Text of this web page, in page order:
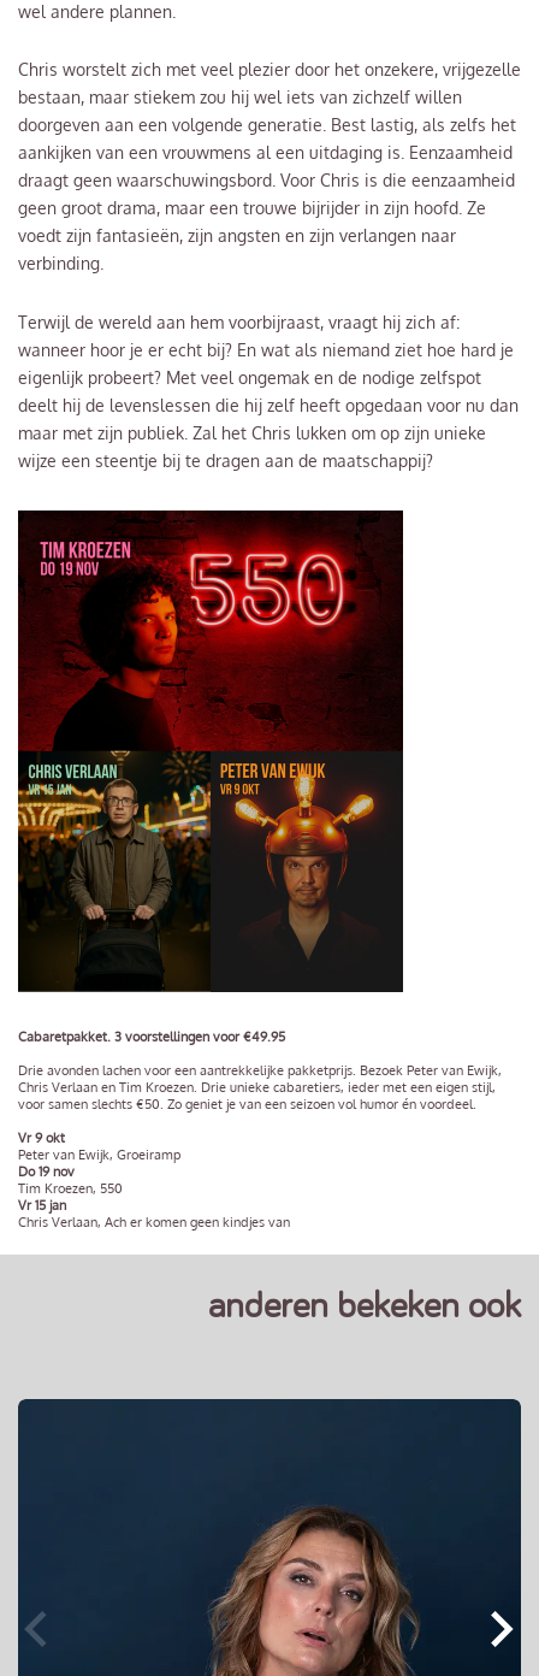
wel andere plannen.
Chris worstelt zich met veel plezier door het onzekere, vrijgezelle
bestaan, maar stiekem zou hij wel iets van zichzelf willen
doorgeven aan een volgende generatie. Best lastig, als zelfs het
aankijken van een vrouwmens al een uitdaging is. Eenzaamheid
draagt geen waarschuwingsbord. Voor Chris is die eenzaamheid
geen groot drama, maar een trouwe bijrijder in zijn hoofd. Ze
voedt zijn fantasieën, zijn angsten en zijn verlangen naar
verbinding.
Terwijl de wereld aan hem voorbijraast, vraagt hij zich af:
wanneer hoor je er echt bij? En wat als niemand ziet hoe hard je
eigenlijk probeert? Met veel ongemak en de nodige zelfspot
deelt hij de levenslessen die hij zelf heeft opgedaan voor nu dan
maar met zijn publiek. Zal het Chris lukken om op zijn unieke
wijze een steentje bij te dragen aan de maatschappij?
Cabaretpakket. 3 voorstellingen voor €49.95
Drie avonden lachen voor een aantrekkelijke pakketprijs. Bezoek Peter van Ewijk,
Chris Verlaan en Tim Kroezen. Drie unieke cabaretiers, ieder met een eigen stijl,
voor samen slechts €50. Zo geniet je van een seizoen vol humor én voordeel.
Vr 9 okt
Peter van Ewijk, Groeiramp
Do 19 nov
Tim Kroezen, 550
Vr 15 jan
Chris Verlaan, Ach er komen geen kindjes van
anderen bekeken ook